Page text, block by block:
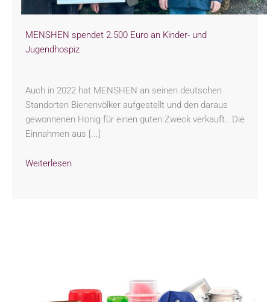
MENSHEN spendet 2.500 Euro an Kinder- und
Jugendhospiz
Auch in 2022 hat MENSHEN an seinen deutschen
Standorten Bienenvölker aufgestellt und den daraus
gewonnenen Honig für einen guten Zweck verkauft.. Die
Einnahmen aus [...]
Weiterlesen